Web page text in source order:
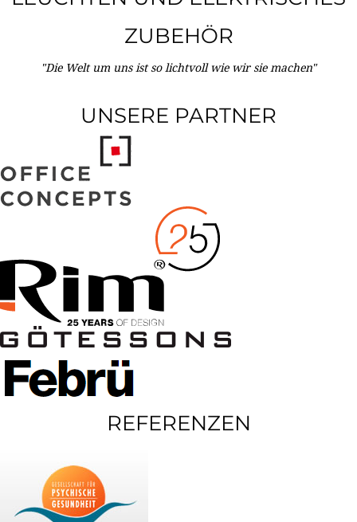
ZUBEHÖR
"Die Welt um uns ist so lichtvoll wie wir sie machen"
UNSERE PARTNER
REFERENZEN